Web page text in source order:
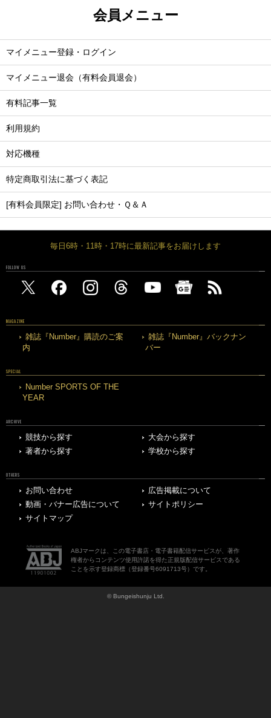
会員メニュー
マイメニュー登録・ログイン
マイメニュー退会（有料会員退会）
有料記事一覧
利用規約
対応機種
特定商取引法に基づく表記
[有料会員限定] お問い合わせ・Ｑ＆Ａ
毎日6時・11時・17時に最新記事をお届けします
FOLLOW US
MAGAZINE
雑誌『Number』購読のご案
内
雑誌『Number』バックナン
バー
SPECIAL
Number SPORTS OF THE
YEAR
ARCHIVE
競技から探す
大会から探す
著者から探す
学校から探す
OTHERS
お問い合わせ
広告掲載について
動画・バナー広告について
サイトポリシー
サイトマップ
ABJマークは、この電子書店・電子書籍配信サービスが、著作
権者からコンテンツ使用許諾を得た正規版配信サービスである
ことを示す登録商標（登録番号6091713号）です。
© Bungeishunju Ltd.